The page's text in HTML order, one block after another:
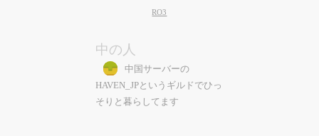
RO3
中の人
中国サーバーの
HAVEN_JPというギルドでひっ
そりと暮らしてます